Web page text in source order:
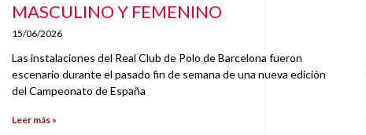
MASCULINO Y FEMENINO
15/06/2026
Las instalaciones del Real Club de Polo de Barcelona fueron
escenario durante el pasado fin de semana de una nueva edición
del Campeonato de España
Leer más »